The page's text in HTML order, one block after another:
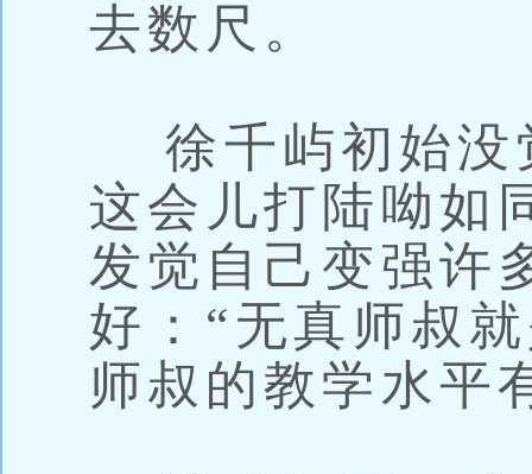
去数尺。
徐千屿初始没
这会儿打陆呦如
发觉自己变强许
好：“无真师叔
师叔的教学水平